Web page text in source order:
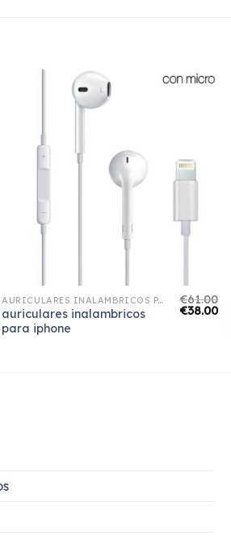
AURICULARES INALAMBRICOS PARA IPHONE
auriculares inalambricos
para iphone
€61.00
€38.00